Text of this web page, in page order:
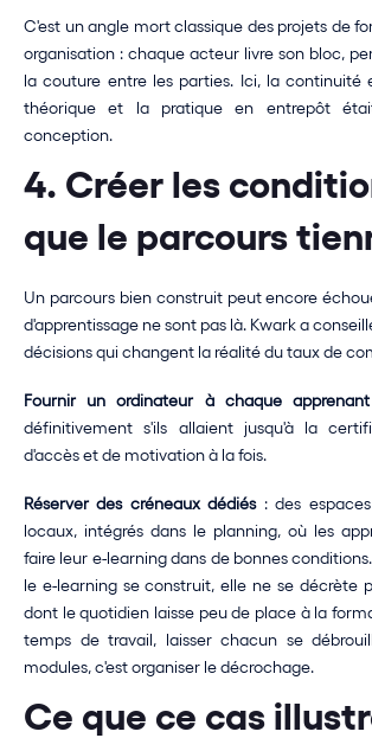
C'est un angle mort classique des projets de
organisation : chaque acteur livre son bloc,
la couture entre les parties. Ici, la continuité
théorique et la pratique en entrepôt
conception.
4. Créer les
que le parcours
Un parcours bien construit peut encore
d'apprentissage ne sont pas là. Kwark a
décisions qui changent la réalité du taux de
Fournir un ordinateur à chaque apprenant
définitivement s'ils allaient jusqu'à la
d'accès et de motivation à la fois.
Réserver des créneaux dédiés : des
locaux, intégrés dans le planning, où les
faire leur e-learning dans de bonnes
le e-learning se construit, elle ne se décrète
dont le quotidien laisse peu de place à la
temps de travail, laisser chacun se
modules, c'est organiser le décrochage.
Ce que ce cas